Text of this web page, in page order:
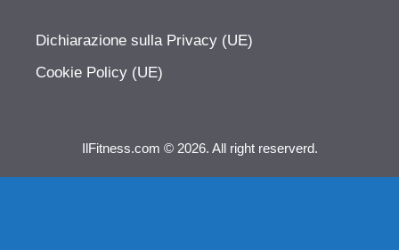
Dichiarazione sulla Privacy (UE)
Cookie Policy (UE)
IlFitness.com © 2026. All right reserverd.